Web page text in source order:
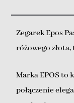
Zegarek Epos
różowego
Marka EPOS to
połączenie